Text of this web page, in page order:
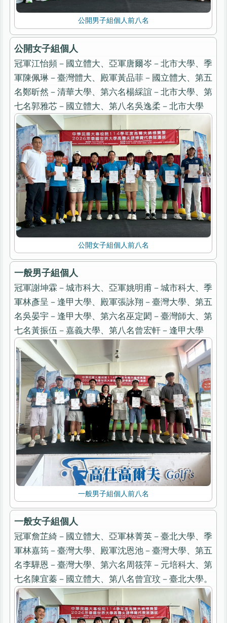
公開男子組個人前八名
公開女子組個人
冠軍江怡頻－國立體大、亞軍唐爾岑－北市大學、季
軍陳佩琳－臺灣體大、殿軍黃品菲－國立體大、第五
名鄭昕然－清華大學、第六名楊綵誼－北市大學、第
公開女子組個人前八名
一般男子組個人
冠軍謝坤霖－城市科大、亞軍姚明甫－城市科大、季
軍林彥呈－逢甲大學、殿軍張詠翔－臺灣大學、第五
名吳晏宇－逢甲大學、第六名巫定閎－臺灣師大、第
一般男子組個人前八名
一般女子組個人
冠軍詹芷綺－國立體大、亞軍林菁英－臺北大學、季
軍林嘉筠－臺灣大學、殿軍沈恩池－臺灣大學、第五
名李驊恩－臺灣大學、第六名周筱萍－元培科大、第